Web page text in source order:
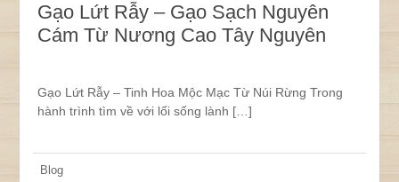
Gạo Lứt Rẫy – Gạo Sạch Nguyên
Cám Từ Nương Cao Tây Nguyên
Gạo Lứt Rẫy – Tinh Hoa Mộc Mạc Từ Núi Rừng Trong
hành trình tìm về với lối sống lành […]
Blog